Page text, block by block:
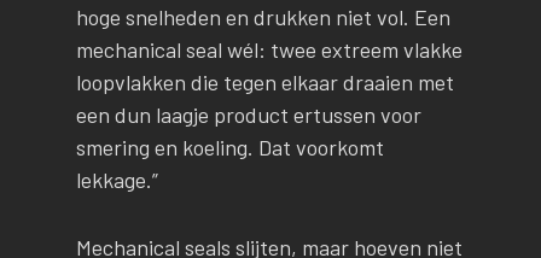
hoge snelheden en drukken niet vol. Een
mechanical seal wél: twee extreem vlakke
loopvlakken die tegen elkaar draaien met
een dun laagje product ertussen voor
smering en koeling. Dat voorkomt
lekkage.”
Mechanical seals slijten, maar hoeven niet